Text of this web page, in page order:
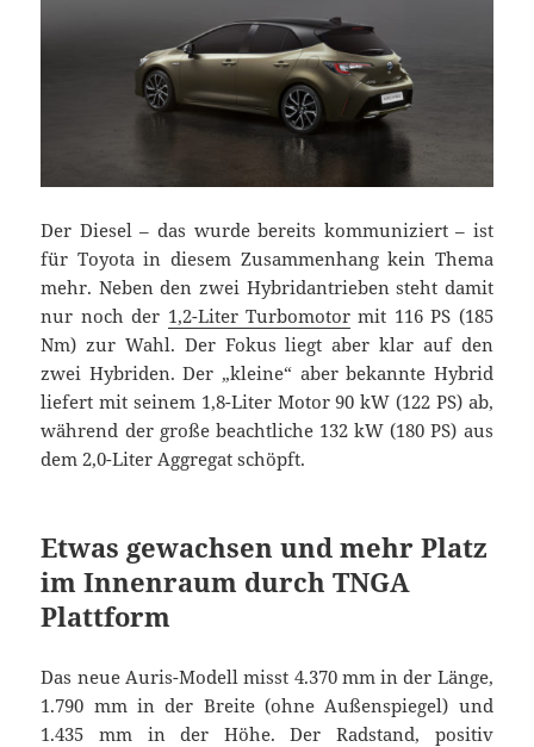
Der Diesel – das wurde bereits kommuniziert – ist
für Toyota in diesem Zusammenhang kein Thema
mehr. Neben den zwei Hybridantrieben steht damit
nur noch der 1,2-Liter Turbomotor mit 116 PS (185
Nm) zur Wahl. Der Fokus liegt aber klar auf den
zwei Hybriden. Der „kleine“ aber bekannte Hybrid
liefert mit seinem 1,8-Liter Motor 90 kW (122 PS) ab,
während der große beachtliche 132 kW (180 PS) aus
dem 2,0-Liter Aggregat schöpft.
Etwas gewachsen und mehr Platz
im Innenraum durch TNGA
Plattform
Das neue Auris-Modell misst 4.370 mm in der Länge,
1.790 mm in der Breite (ohne Außenspiegel) und
1.435 mm in der Höhe. Der Radstand, positiv